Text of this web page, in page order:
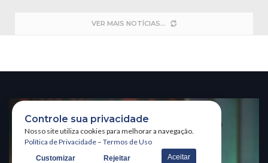
VER MAIS NOTÍCIAS
Controle sua privacidade
Nosso site utiliza cookies para melhorar a navegação.
Política de Privacidade – Termos de Uso
Customizar Rejeitar Aceitar